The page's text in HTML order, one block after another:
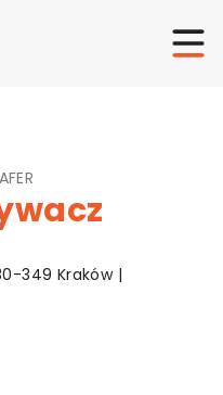
349 Kraków |